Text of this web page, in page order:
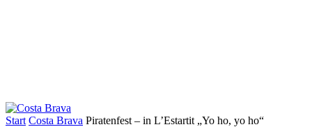
Start Costa Brava Piratenfest – in L’Estartit „Yo ho, yo ho“